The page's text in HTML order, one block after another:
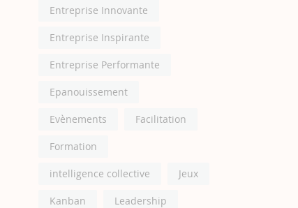
Entreprise Innovante
Entreprise Inspirante
Entreprise Performante
Epanouissement
Evènements Facilitation
Formation
intelligence collective Jeux
Kanban Leadership